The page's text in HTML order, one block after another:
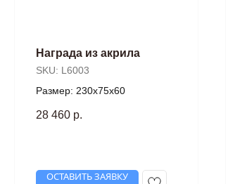
Награда из акрила
SKU: L6003
Размер: 230х75х60
28 460 р.
ОСТАВИТЬ ЗАЯВКУ